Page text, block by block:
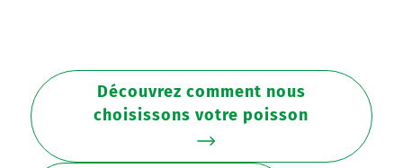
Découvrez comment nous
choisissons votre poisson